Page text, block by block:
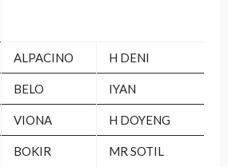
ALPACINO H DENI
BELO IYAN
VIONA H DOYENG
BOKIR MR SOTIL